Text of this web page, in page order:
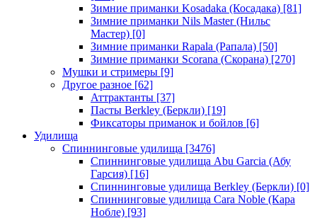
Зимние приманки Kosadaka (Косадака) [81]
Зимние приманки Nils Master (Нильс
Мастер) [0]
Зимние приманки Rapala (Рапала) [50]
Зимние приманки Scorana (Скорана) [270]
Мушки и стримеры [9]
Другое разное [62]
Аттрактанты [37]
Пасты Berkley (Беркли) [19]
Фиксаторы приманок и бойлов [6]
Удилища
Спиннинговые удилища [3476]
Спиннинговые удилища Abu Garcia (Абу
Гарсия) [16]
Спиннинговые удилища Berkley (Беркли) [0]
Спиннинговые удилища Cara Noble (Кара
Нобле) [93]